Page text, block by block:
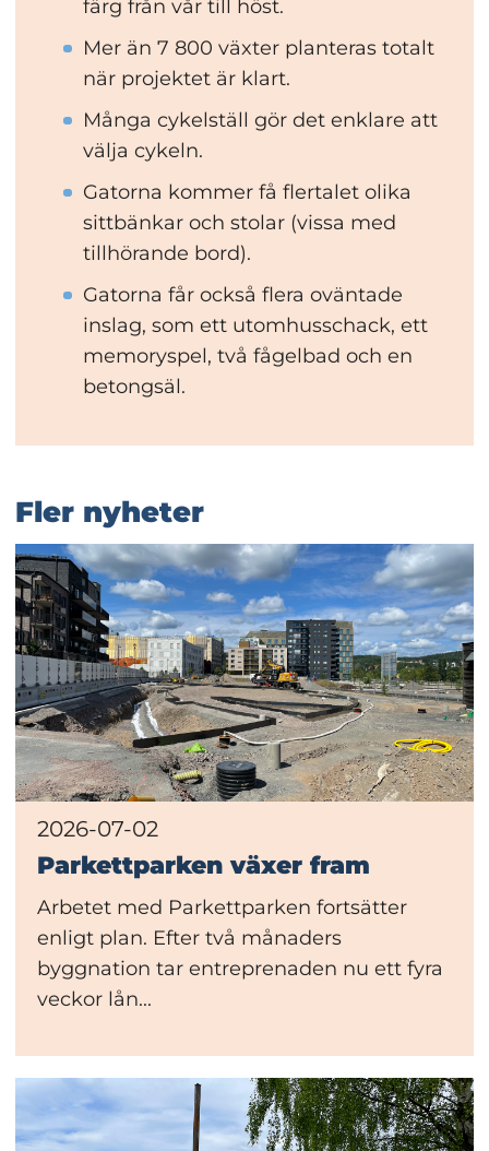
färg från vår till höst.
Mer än 7 800 växter planteras totalt
när projektet är klart.
Många cykelställ gör det enklare att
välja cykeln.
Gatorna kommer få flertalet olika
sittbänkar och stolar (vissa med
tillhörande bord).
Gatorna får också flera oväntade
inslag, som ett utomhusschack, ett
memoryspel, två fågelbad och en
betongsäl.
Fler nyheter
2026-07-02
Parkettparken växer fram
Arbetet med Parkettparken fortsätter
enligt plan. Efter två månaders
byggnation tar entreprenaden nu ett fyra
veckor lån...